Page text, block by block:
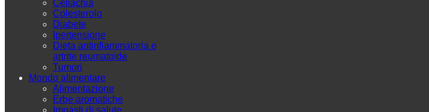
Celiachia
Colesterolo
Diabete
Ipertensione
Dieta antinfiammatoria e
artrite reumatoide
Tumori
Mondo alimentare
Alimentazione
Erbe aromatiche
Impasti di salute